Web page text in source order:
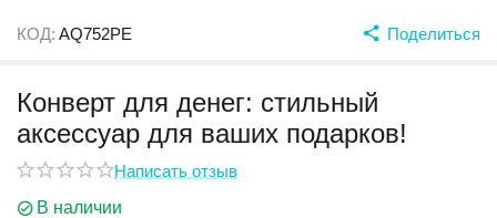
КОД: AQ752PE Поделиться
Конверт для денег: стильный
аксессуар для ваших подарков!
Написать отзыв
В наличии